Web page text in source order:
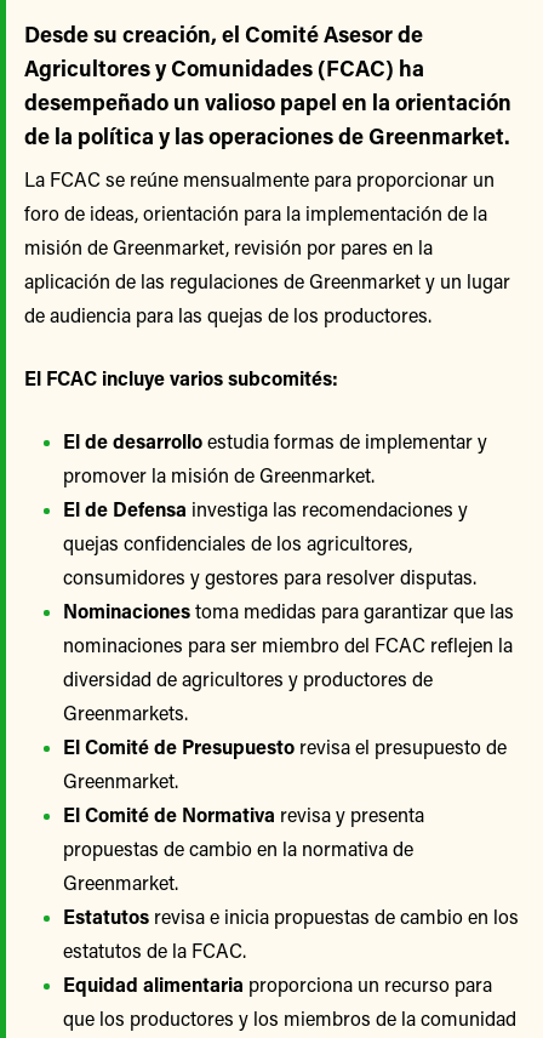
Desde su creación, el Comité Asesor de
Agricultores y Comunidades (FCAC) ha
desempeñado un valioso papel en la orientación
de la política y las operaciones de Greenmarket.
La FCAC se reúne mensualmente para proporcionar un
foro de ideas, orientación para la implementación de la
misión de Greenmarket, revisión por pares en la
aplicación de las regulaciones de Greenmarket y un lugar
de audiencia para las quejas de los productores.
El FCAC incluye varios subcomités:
El de desarrolloestudia formas de implementar y
promover la misión de Greenmarket.
El de Defensa investiga las recomendaciones y
quejas confidenciales de los agricultores,
consumidores y gestores para resolver disputas.
Nominacionestoma medidas para garantizar que las
nominaciones para ser miembro del FCAC reflejen la
diversidad de agricultores y productores de
Greenmarkets.
El Comité de Presupuesto revisa el presupuesto de
Greenmarket.
El Comité de Normativa revisa y presenta
propuestas de cambio en la normativa de
Greenmarket.
Estatutos revisa e inicia propuestas de cambio en los
estatutos de la FCAC.
Equidad alimentaria proporciona un recurso para
que los productores y los miembros de la comunidad